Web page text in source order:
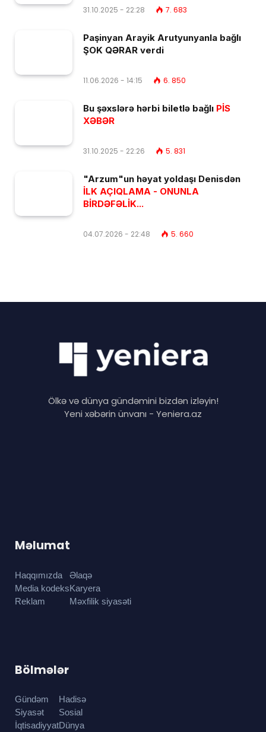
31.10.2025 - 22:28 7. 683
Paşinyan Arayik Arutyunyanla bağlı
ŞOK QƏRAR verdi
11.06.2026 - 14:15 6. 850
Bu şəxslərə hərbi biletlə bağlı PİS
XƏBƏR
31.10.2025 - 22:26 5. 831
"Arzum"un həyat yoldaşı Denisdən
İLK AÇIQLAMA - ONUNLA
BİRDƏFƏLİK...
04.07.2026 - 22:48 5. 660
Ölkə və dünya gündəmini bizdən izləyin!
Yeni xəbərin ünvanı - Yeniera.az
Məlumat
Haqqımızda
Media kodeks
Reklam
Əlaqə
Karyera
Məxfilik siyasəti
Bölmələr
Gündəm
Siyasət
İqtisadiyyat
Hadisə
Sosial
Dünya